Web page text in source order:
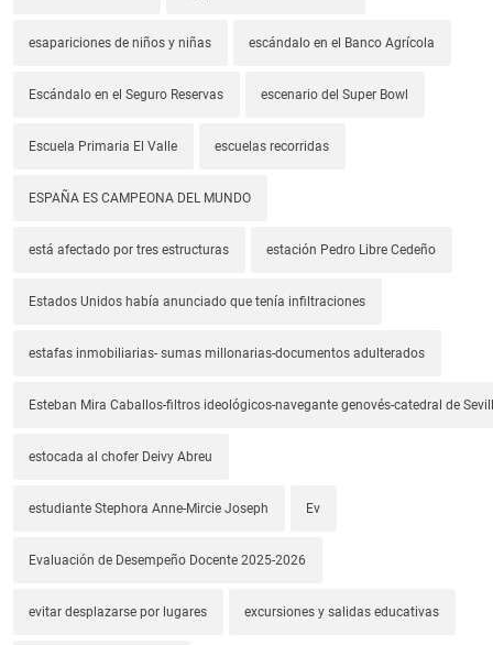
esapariciones de niños y niñas escándalo en el Banco Agrícola
Escándalo en el Seguro Reservas escenario del Super Bowl
Escuela Primaria El Valle escuelas recorridas
ESPAÑA ES CAMPEONA DEL MUNDO
está afectado por tres estructuras estación Pedro Libre Cedeño
Estados Unidos había anunciado que tenía infiltraciones
estafas inmobiliarias- sumas millonarias-documentos adulterados
Esteban Mira Caballos-filtros ideológicos-navegante genovés-catedral de
estocada al chofer Deivy Abreu
estudiante Stephora Anne-Mircie Joseph Ev
Evaluación de Desempeño Docente 2025-2026
evitar desplazarse por lugares excursiones y salidas educativas